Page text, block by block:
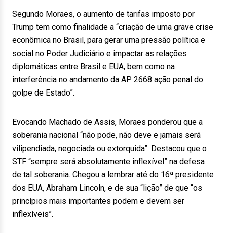
Segundo Moraes, o aumento de tarifas imposto por
Trump tem como finalidade a “criação de uma grave crise
econômica no Brasil, para gerar uma pressão política e
social no Poder Judiciário e impactar as relações
diplomáticas entre Brasil e EUA, bem como na
interferência no andamento da AP 2668 ação penal do
golpe de Estado”.
Evocando Machado de Assis, Moraes ponderou que a
soberania nacional “não pode, não deve e jamais será
vilipendiada, negociada ou extorquida”. Destacou que o
STF “sempre será absolutamente inflexível” na defesa
de tal soberania. Chegou a lembrar até do 16ª presidente
dos EUA, Abraham Lincoln, e de sua “lição” de que “os
princípios mais importantes podem e devem ser
inflexíveis”.